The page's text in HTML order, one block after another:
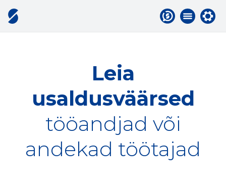
Leia
usaldusväärsed
tööandjad või
andekad töötajad